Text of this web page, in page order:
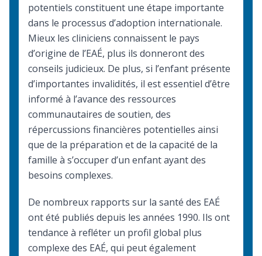
potentiels constituent une étape importante
dans le processus d’adoption internationale.
Mieux les cliniciens connaissent le pays
d’origine de l’EAÉ, plus ils donneront des
conseils judicieux. De plus, si l’enfant présente
d’importantes invalidités, il est essentiel d’être
informé à l’avance des ressources
communautaires de soutien, des
répercussions financières potentielles ainsi
que de la préparation et de la capacité de la
famille à s’occuper d’un enfant ayant des
besoins complexes.
De nombreux rapports sur la santé des EAÉ
ont été publiés depuis les années 1990. Ils ont
tendance à refléter un profil global plus
complexe des EAÉ, qui peut également